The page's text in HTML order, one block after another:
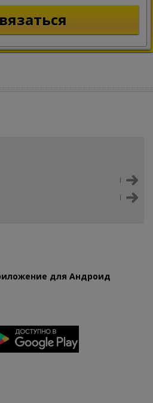
для Андроид